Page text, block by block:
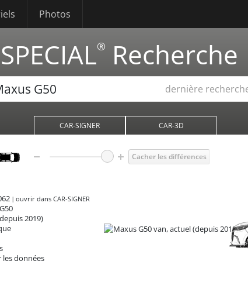
Photos
® Recherche
dernière
CAR-SIGNER CAR-3D
Cacher les différences
ouvrir dans CAR-SIGNER
2019)
les données